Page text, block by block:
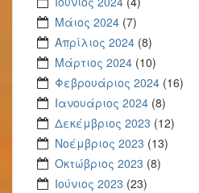
Μάιος 2024 (7)
Απρίλιος 2024 (8)
Μάρτιος 2024 (10)
Φεβρουάριος 2024 (16)
Ιανουάριος 2024 (8)
Δεκέμβριος 2023 (12)
Νοέμβριος 2023 (13)
Οκτώβριος 2023 (8)
Ιούνιος 2023 (23)